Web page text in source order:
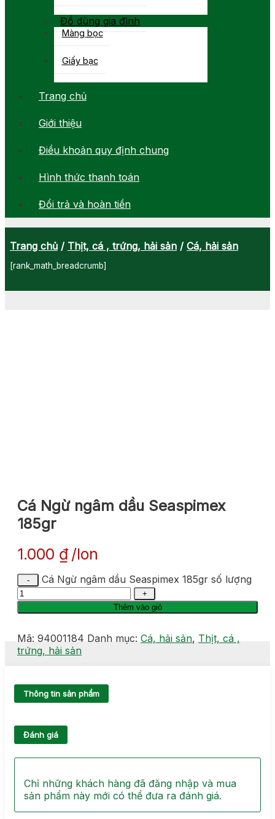
Đồ dùng gia đình
Màng bọc
Giấy bạc
Trang chủ
Giới thiệu
Điều khoản quy định chung
Hình thức thanh toán
Đổi trả và hoàn tiền
Trang chủ / Thịt, cá , trứng, hải sản / Cá, hải sản
[rank_math_breadcrumb]
Cá Ngừ ngâm dầu Seaspimex
185gr
1.000 ₫ lon
Cá Ngừ ngâm dầu Seaspimex 185gr số lượng
Thêm vào giỏ
Mã: 94001184 Danh mục: Cá, hải sản, Thịt, cá ,
trứng, hải sản
Đánh giá
Chỉ những khách hàng đã đăng nhập và mua
sản phẩm này mới có thể đưa ra đánh giá.
Thông tin sản phẩm